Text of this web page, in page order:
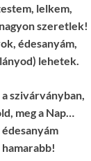
lelkem,
szeretlek!
édesanyám,
lehetek.
a szivárványban,
meg a Nap…